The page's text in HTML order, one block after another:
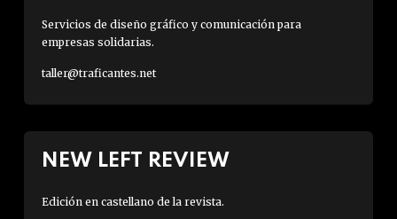
Servicios de diseño gráfico y comunicación para
empresas solidarias.
taller@traficantes.net
NEW LEFT REVIEW
Edición en castellano de la revista.